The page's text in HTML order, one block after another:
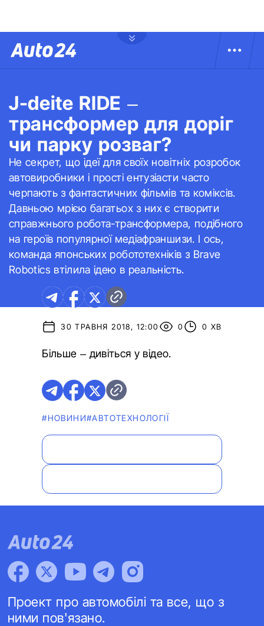
J-deite RIDE –
трансформер для доріг
чи парку розваг?
Не секрет, що ідеї для своїх новітніх розробок
автовиробники і прості ентузіасти часто
черпають з фантастичних фільмів та коміксів.
Давньою мрією багатьох з них є створити
справжнього робота-трансформера, подібного
на героїв популярної медіафраншизи. І ось,
команда японських робототехніків з Brave
Robotics втілила ідею в реальність.
30 ТРАВНЯ 2018, 12:00 0 0 ХВ
Більше – дивіться у відео.
#НОВИНИ#АВТОТЕХНОЛОГІЇ
Проект про автомобілі та все, що з
ними пов'язано.